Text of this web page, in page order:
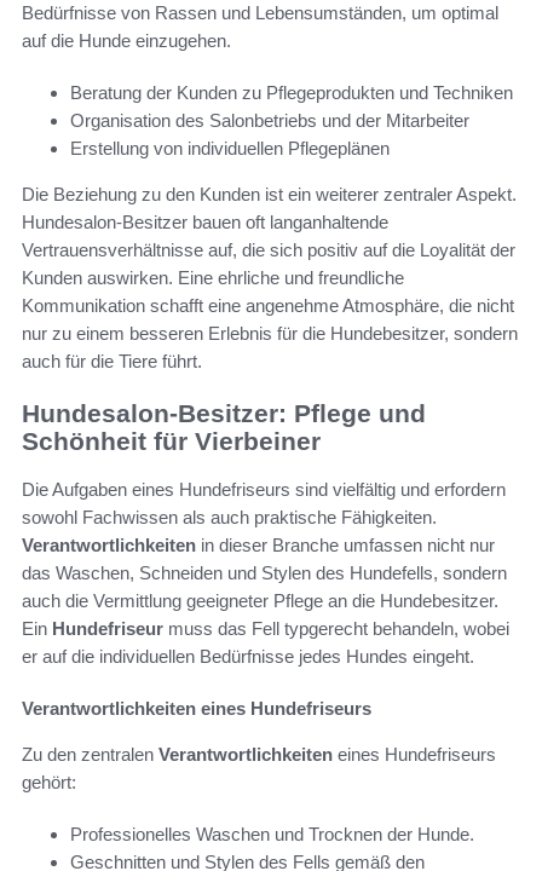
Bedürfnisse von Rassen und Lebensumständen, um optimal
auf die Hunde einzugehen.
Beratung der Kunden zu Pflegeprodukten und Techniken
Organisation des Salonbetriebs und der Mitarbeiter
Erstellung von individuellen Pflegeplänen
Die Beziehung zu den Kunden ist ein weiterer zentraler Aspekt.
Hundesalon-Besitzer bauen oft langanhaltende
Vertrauensverhältnisse auf, die sich positiv auf die Loyalität der
Kunden auswirken. Eine ehrliche und freundliche
Kommunikation schafft eine angenehme Atmosphäre, die nicht
nur zu einem besseren Erlebnis für die Hundebesitzer, sondern
auch für die Tiere führt.
Hundesalon-Besitzer: Pflege und
Schönheit für Vierbeiner
Die Aufgaben eines Hundefriseurs sind vielfältig und erfordern
sowohl Fachwissen als auch praktische Fähigkeiten.
Verantwortlichkeiten in dieser Branche umfassen nicht nur
das Waschen, Schneiden und Stylen des Hundefells, sondern
auch die Vermittlung geeigneter Pflege an die Hundebesitzer.
Ein Hundefriseur muss das Fell typgerecht behandeln, wobei
er auf die individuellen Bedürfnisse jedes Hundes eingeht.
Verantwortlichkeiten eines Hundefriseurs
Zu den zentralen Verantwortlichkeiten eines Hundefriseurs
gehört:
Professionelles Waschen und Trocknen der Hunde.
Geschnitten und Stylen des Fells gemäß den